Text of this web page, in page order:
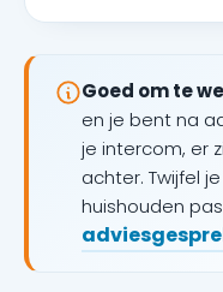
Goed om te
en je bent na
je intercom, er
achter. Twijfel
huishouden